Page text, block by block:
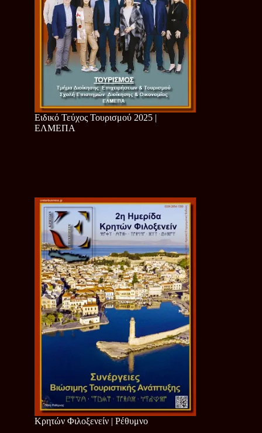
Ειδικό Τεύχος Τουρισμού 2025 |
ΕΛΜΕΠΑ
Κρητών Φιλοξενείν | Ρέθυμνο